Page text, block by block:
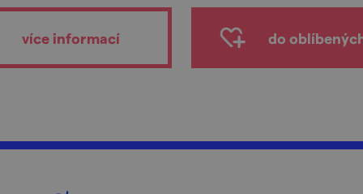
více informací do